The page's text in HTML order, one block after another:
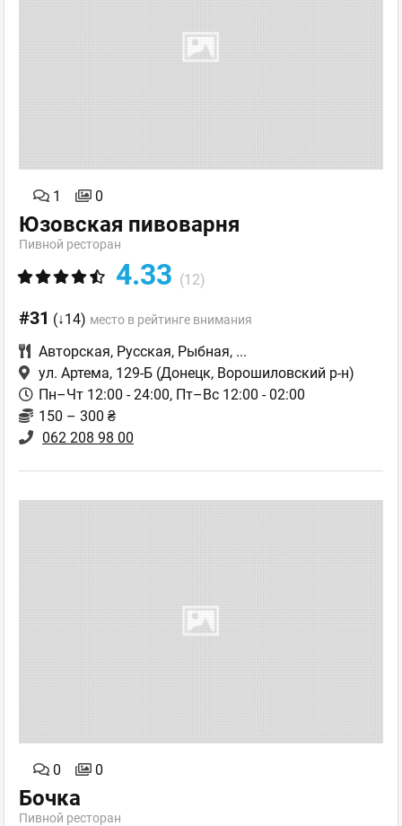
1 0
Юзовская пивоварня
Пивной ресторан
4.33 (12)
#31 (↓14) место в рейтинге внимания
Авторская, Русская, Рыбная, ...
ул. Артема, 129-Б (Донецк, Ворошиловский р-н)
Пн–Чт 12:00 - 24:00, Пт–Вс 12:00 - 02:00
150 – 300 ₴
062 208 98 00
0 0
Бочка
Пивной ресторан